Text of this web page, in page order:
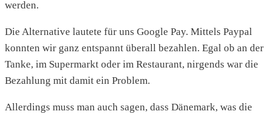
werden.
Die Alternative lautete für uns Google Pay. Mittels Paypal
konnten wir ganz entspannt überall bezahlen. Egal ob an der
Tanke, im Supermarkt oder im Restaurant, nirgends war die
Bezahlung mit damit ein Problem.
Allerdings muss man auch sagen, dass Dänemark, was die